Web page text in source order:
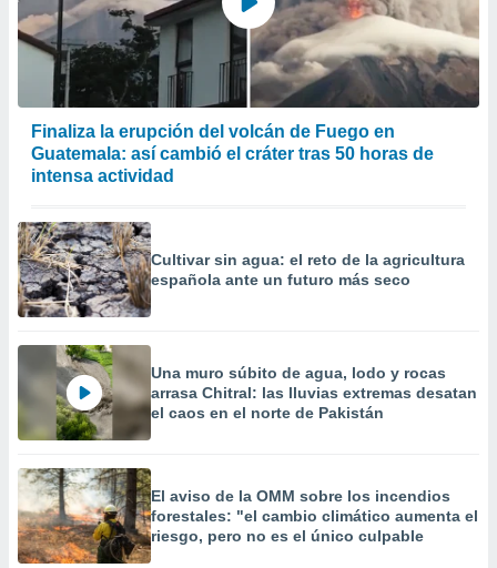
Finaliza la erupción del volcán de Fuego en
Guatemala: así cambió el cráter tras 50 horas de
intensa actividad
Cultivar sin agua: el reto de la agricultura
española ante un futuro más seco
Una muro súbito de agua, lodo y rocas
arrasa Chitral: las lluvias extremas desatan
el caos en el norte de Pakistán
El aviso de la OMM sobre los incendios
forestales: "el cambio climático aumenta el
riesgo, pero no es el único culpable